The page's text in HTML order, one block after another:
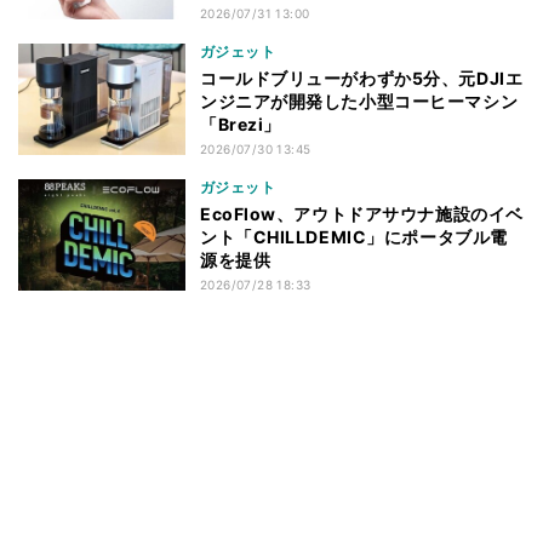
2026/07/31 13:00
ガジェット
コールドブリューがわずか5分、元DJIエ
ンジニアが開発した小型コーヒーマシン
「Brezi」
2026/07/30 13:45
ガジェット
EcoFlow、アウトドアサウナ施設のイベ
ント「CHILLDEMIC」にポータブル電
源を提供
2026/07/28 18:33